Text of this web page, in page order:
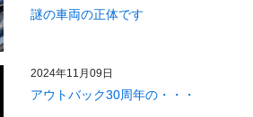
謎の車両の正体です
2024年11月09日
アウトバック30周年の・・・